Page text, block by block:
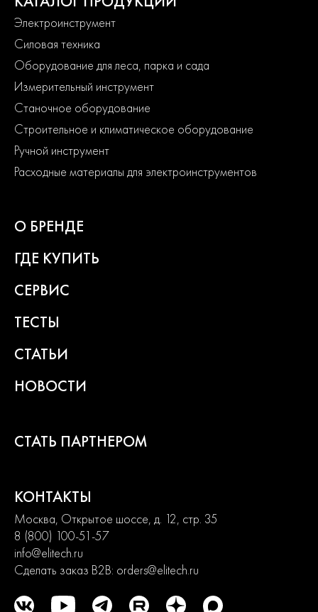
Электроинструмент
Силовая техника
Оборудование для леса, парка и сада
Измерительный инструмент
Станочное оборудование
Строительное и климатическое оборудование
Ручной инструмент
Расходные материалы для электроинструментов
О БРЕНДЕ
ГДЕ КУПИТЬ
СЕРВИС
ТЕСТЫ
СТАТЬИ
НОВОСТИ
СТАТЬ ПАРТНЕРОМ
КОНТАКТЫ
Москва, Открытое шоссе, д. 12, стр. 35
8 (800) 100-51-57
info@elitech.ru
Сделать заказ B2B: orders@elitech.ru